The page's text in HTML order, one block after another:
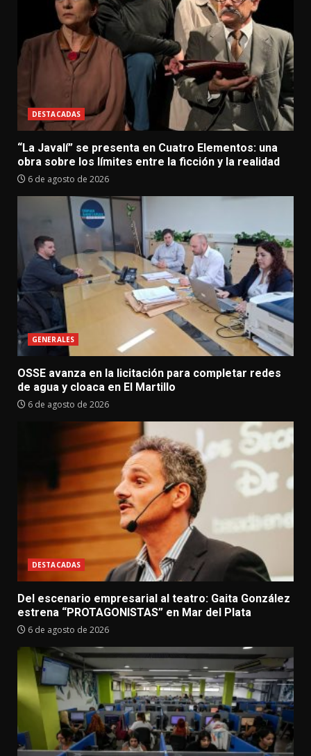
DESTACADAS
“La Javalí” se presenta en Cuatro Elementos: una
obra sobre los límites entre la ficción y la realidad
6 de agosto de 2026
GENERALES
OSSE avanza en la licitación para completar redes
de agua y cloaca en El Martillo
6 de agosto de 2026
DESTACADAS
Del escenario empresarial al teatro: Gaita González
estrena “PROTAGONISTAS” en Mar del Plata
6 de agosto de 2026